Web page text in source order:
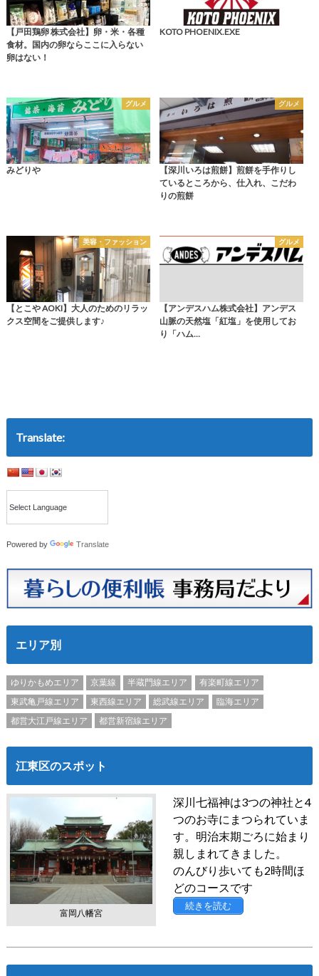
【戸田鶏卵 株式会社】卵・米・各種
食材。国内の卵ならここに入らない
卵はない！
KOTO PHOENIX.EXE
グルメ
みどりや
グルメ
【深川いろは煎餅】煎餅を手作りし
ているところから、仕入れ、こだわ
りの煎餅
美容・ファッション
【とこや AOKI】大人のためのリラッ
クス空間をご提供します♪
グルメ
【アンデスハム株式会社】アンデス
山脈の天然塩「紅塩」を使用してお
り「ハム…
Translate:
Powered by Translate
エリア別
ゆりかもめエリア 京葉線 半蔵門線エリア
有楽町線エリア
東武亀戸線エリア
東西線エリア 総武線エリア
臨海エリア
都営大江戸線エリア
都営新宿線エリア
江東区のスポット
富岡八幡宮
深川七福神は3つの神社と4
つのお寺にまつられていま
す。明治末期ごろに始まり
親しまれてきました。
のんびり歩いても2時間ほ
どのコースです
続きを読む